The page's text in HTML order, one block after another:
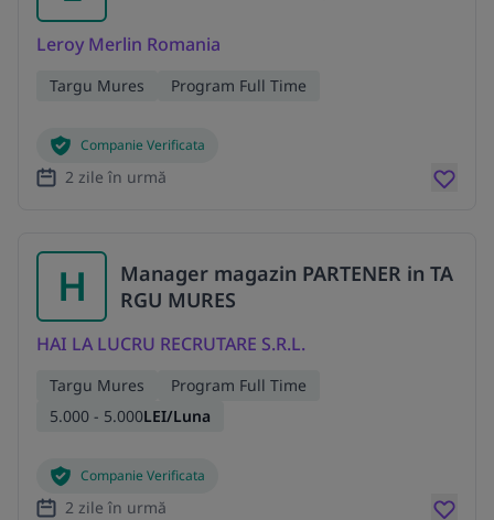
Leroy Merlin Romania
Targu Mures Program Full Time
Companie Verificata
2 zile în urmă
H
Manager magazin PARTENER in TA
RGU MURES
HAI LA LUCRU RECRUTARE S.R.L.
Targu Mures
Program Full Time
5.000 - 5.000LEI/Luna
Companie Verificata
2 zile în urmă